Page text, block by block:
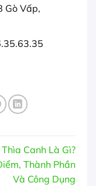
Gò Vấp,
Canh Là Gì?
Thành Phần
Và Công Dụng